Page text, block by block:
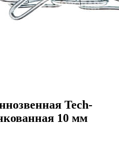
Tech-
10 мм